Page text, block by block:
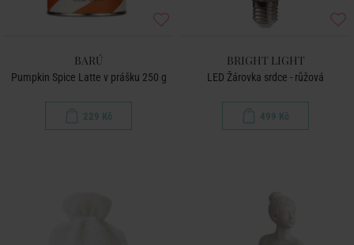
BARÚ
Pumpkin Spice Latte v prášku 250 g
229 Kč
BRIGHT LIGHT
LED Žárovka srdce - růžová
499 Kč